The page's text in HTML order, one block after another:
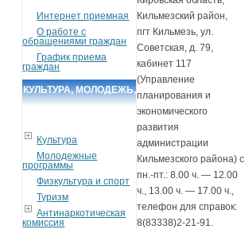
Интернет приемная
О работе с
обращениями граждан
График приема
граждан
КУЛЬТУРА, МОЛОДЕЖЬ,
Культура
Молодежные
программы
Физкультура и спорт
Туризм
Антинаркотическая
комиссия
Кильмезский район,
пгт Кильмезь, ул.
Советская, д. 79,
кабинет 117
(Управление
планирования и
экономического
развития
администрации
Кильмезского района) с
пн.-пт.: 8.00 ч. — 12.00
ч., 13.00 ч. — 17.00 ч.,
телефон для справок:
8(83338)2-21-91.